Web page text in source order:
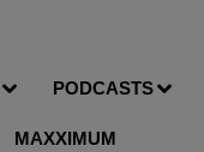
PODCASTS
MAXXIMUM